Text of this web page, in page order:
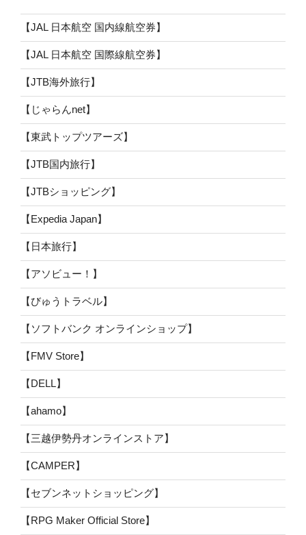
【JAL 日本航空 国内線航空券】
【JAL 日本航空 国際線航空券】
【JTB海外旅行】
【じゃらんnet】
【東武トップツアーズ】
【JTB国内旅行】
【JTBショッピング】
【Expedia Japan】
【日本旅行】
【アソビュー！】
【びゅうトラベル】
【ソフトバンク オンラインショップ】
【FMV Store】
【DELL】
【ahamo】
【三越伊勢丹オンラインストア】
【CAMPER】
【セブンネットショッピング】
【RPG Maker Official Store】